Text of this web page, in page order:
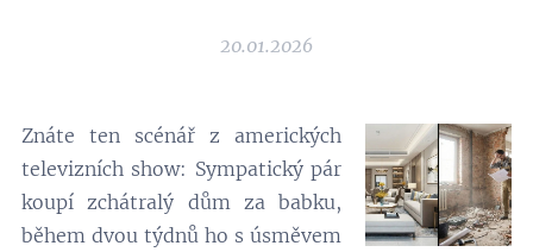
20.01.2026
Znáte ten scénář z amerických
televizních show: Sympatický pár
koupí zchátralý dům za babku,
během dvou týdnů ho s úsměvem